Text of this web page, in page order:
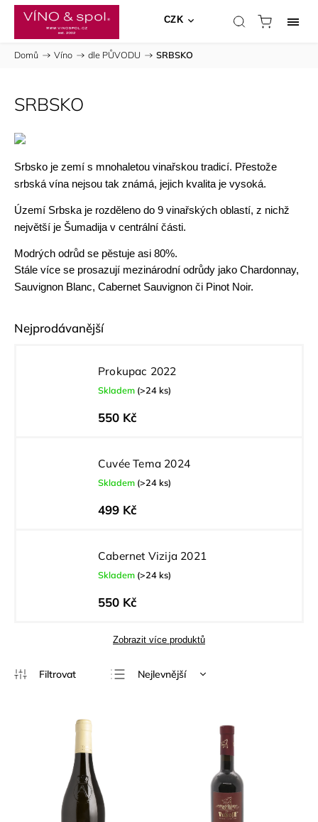
CZK
Domů / Víno / dle PŮVODU / SRBSKO
SRBSKO
Srbsko je zemí s mnohaletou vinařskou tradicí. Přestože
srbská vína nejsou tak známá, jejich kvalita je vysoká.
Území Srbska je rozděleno do 9 vinařských oblastí, z nichž
největší je Šumadija v centrální části.
Modrých odrůd se pěstuje asi 80%.
Stále více se prosazují mezinárodní odrůdy jako Chardonnay,
Sauvignon Blanc, Cabernet Sauvignon či Pinot Noir.
Nejprodávanější
Prokupac 2022
Skladem (>24 ks)
550 Kč
Cuvée Tema 2024
Skladem (>24 ks)
499 Kč
Cabernet Vizija 2021
Skladem (>24 ks)
550 Kč
Zobrazit více produktů
Nejlevnější